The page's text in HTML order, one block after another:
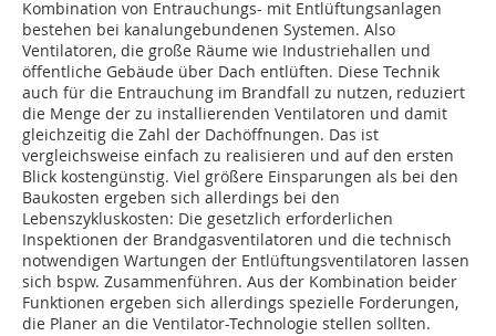
Kombination von Entrauchungs- mit Entlüftungsanlagen
bestehen bei kanalungebundenen Systemen. Also
Ventilatoren, die große Räume wie Industriehallen und
öffentliche Gebäude über Dach entlüften. Diese Technik
auch für die Entrauchung im Brandfall zu nutzen, reduziert
die Menge der zu installierenden Ventilatoren und damit
gleichzeitig die Zahl der Dachöffnungen. Das ist
vergleichsweise einfach zu realisieren und auf den ersten
Blick kostengünstig. Viel größere Einsparungen als bei den
Baukosten ergeben sich allerdings bei den
Lebenszykluskosten: Die gesetzlich erforderlichen
Inspektionen der Brandgasventilatoren und die technisch
notwendigen Wartungen der Entlüftungsventilatoren lassen
sich bspw. Zusammenführen. Aus der Kombination beider
Funktionen ergeben sich allerdings spezielle Forderungen,
die Planer an die Ventilator-Technologie stellen sollten.